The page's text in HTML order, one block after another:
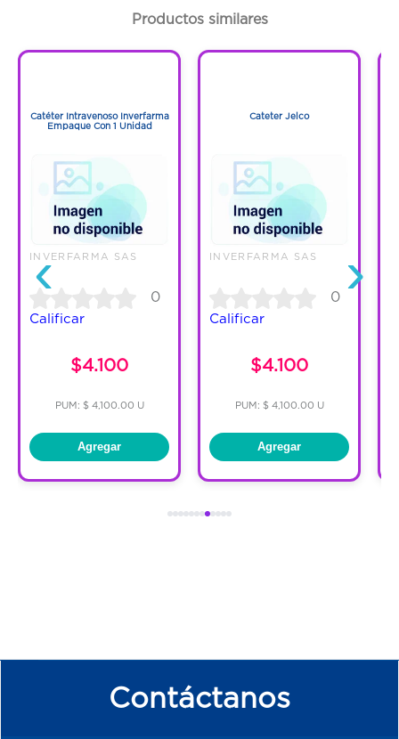
Productos similares
‹
Catéter Intravenoso Inverfarma
Empaque Con 1 Unidad
INVERFARMA SAS
0
Calificar
$4.100
PUM: $ 4,100.00 U
Agregar
Cateter Jelco
INVERFARMA SAS
0
Calificar
$4.100
PUM: $ 4,100.00 U
Agregar
›
Contáctanos